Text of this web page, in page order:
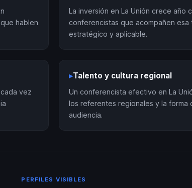
hablen
La inversión en La Unión crece año
conferencistas que acompañen
estratégico y aplicable.
vez
▸Talento y cultura regional
Un conferencista efectivo en La
los referentes regionales y la forma
audiencia.
PERFILES VISIBLES